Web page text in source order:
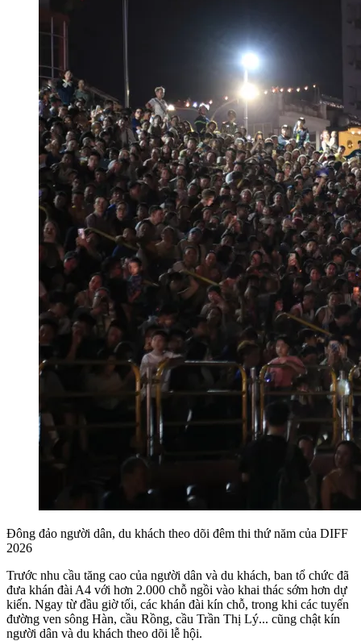
Đông đảo người dân, du khách theo dõi đêm thi thứ năm của DIFF
2026
Trước nhu cầu tăng cao của người dân và du khách, ban tổ chức đã
đưa khán đài A4 với hơn 2.000 chỗ ngồi vào khai thác sớm hơn dự
kiến. Ngay từ đầu giờ tối, các khán đài kín chỗ, trong khi các tuyến
đường ven sông Hàn, cầu Rồng, cầu Trần Thị Lý... cũng chật kín
người dân và du khách theo dõi lễ hội.